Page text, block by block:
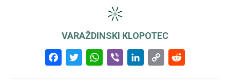
VARAŽDINSKI KLOPOTEC
Facebook
Twitter
WhatsApp
ViberLinkedIn
Copy
Link